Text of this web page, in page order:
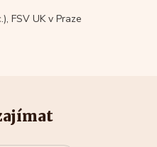
FSV UK v Praze